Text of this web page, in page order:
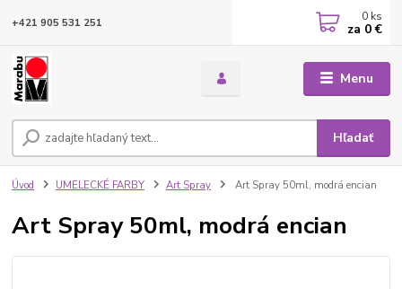
Menu
Hľadať
+421 905 531 251 0 ks
za 0 €
Úvod UMELECKÉ FARBY Art Spray Art Spray 50ml, modrá encian
Art Spray 50ml, modrá encian